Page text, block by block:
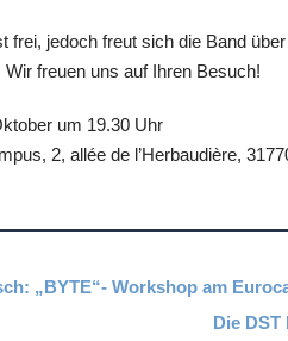
frei, jedoch freut sich die Band
freuen uns auf Ihren Besuch!
um 19.30 Uhr
2, allée de l’Herbaudière,
„BYTE“- Workshop am
Die